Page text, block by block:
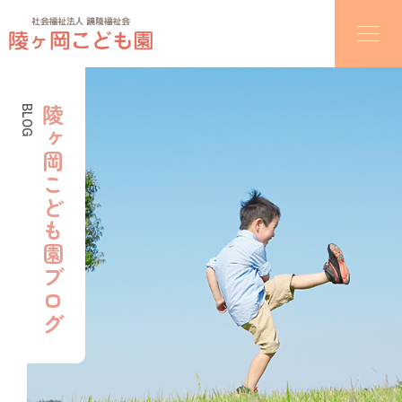
陵ヶ岡こども園ブログ
BLOG